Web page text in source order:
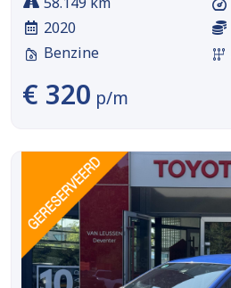
2020
Benzine
€ 320 p/m